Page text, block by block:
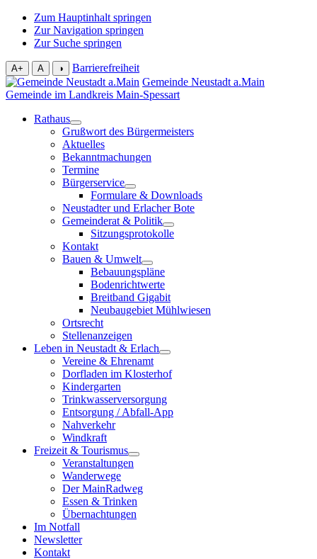
Zum Hauptinhalt springen
Zur Navigation springen
Zur Suche springen
A+ A ◑
Barrierefreiheit
Gemeinde Neustadt a.Main
Gemeinde im Landkreis Main-Spessart
Rathaus
Grußwort des Bürgermeisters
Aktuelles
Bekanntmachungen
Termine
Bürgerservice
Formulare & Downloads
Neustadter und Erlacher Bote
Gemeinderat & Politik
Sitzungsprotokolle
Kontakt
Bauen & Umwelt
Bebauungspläne
Bodenrichtwerte
Breitband Gigabit
Neubaugebiet Mühlwiesen
Ortsrecht
Stellenanzeigen
Leben in Neustadt & Erlach
Vereine & Ehrenamt
Dorfladen im Klosterhof
Kindergarten
Trinkwasserversorgung
Entsorgung / Abfall-App
Nahverkehr
Windkraft
Freizeit & Tourismus
Veranstaltungen
Wanderwege
Der MainRadweg
Essen & Trinken
Übernachtungen
Im Notfall
Newsletter
Kontakt